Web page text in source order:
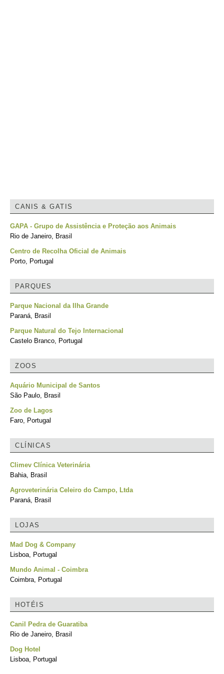
CANIS & GATIS
GAPA - Grupo de Assistência e Proteção aos Animais
Rio de Janeiro, Brasil
Centro de Recolha Oficial de Animais
Porto, Portugal
PARQUES
Parque Nacional da Ilha Grande
Paraná, Brasil
Parque Natural do Tejo Internacional
Castelo Branco, Portugal
ZOOS
Aquário Municipal de Santos
São Paulo, Brasil
Zoo de Lagos
Faro, Portugal
CLÍNICAS
Climev Clínica Veterinária
Bahia, Brasil
Agroveterinária Celeiro do Campo, Ltda
Paraná, Brasil
LOJAS
Mad Dog & Company
Lisboa, Portugal
Mundo Animal - Coimbra
Coimbra, Portugal
HOTÉIS
Canil Pedra de Guaratiba
Rio de Janeiro, Brasil
Dog Hotel
Lisboa, Portugal